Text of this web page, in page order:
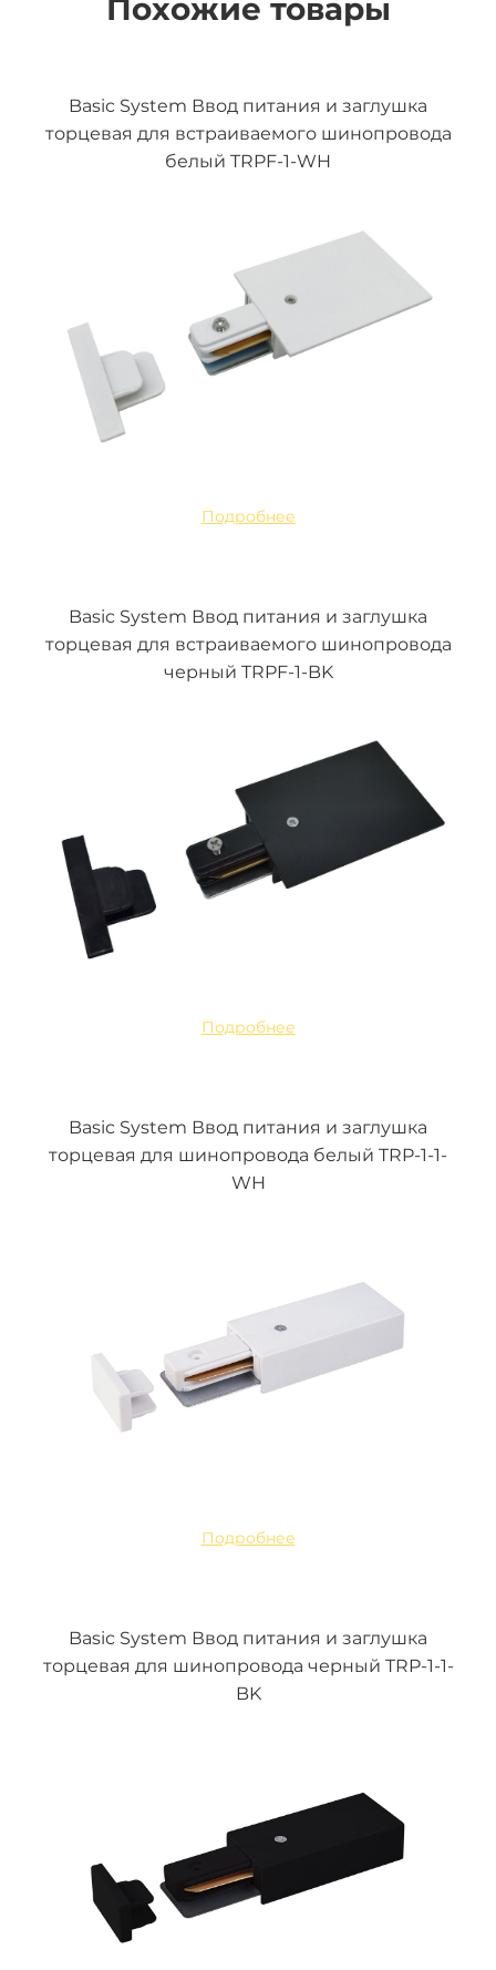
Похожие товары
Basic System Ввод питания и заглушка
торцевая для встраиваемого шинопровода
белый TRPF-1-WH
Подробнее
Basic System Ввод питания и заглушка
торцевая для встраиваемого шинопровода
черный TRPF-1-BK
Подробнее
Basic System Ввод питания и заглушка
торцевая для шинопровода белый TRP-1-1-
WH
Подробнее
Basic System Ввод питания и заглушка
торцевая для шинопровода черный TRP-1-1-
BK